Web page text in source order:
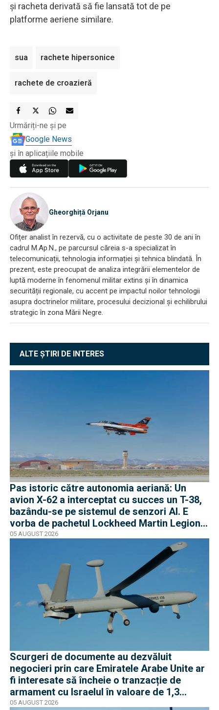
și racheta derivată să fie lansată tot de pe
platforme aeriene similare.
sua rachete hipersonice
rachete de croazieră
Urmăriți-ne și pe
Google News
și în aplicațiile mobile
Gheorghiță Orjanu
Ofițer analist în rezervă, cu o activitate de peste 30 de ani în
cadrul M.Ap.N., pe parcursul căreia s-a specializat în
telecomunicații, tehnologia informației și tehnica blindată. În
prezent, este preocupat de analiza integrării elementelor de
luptă moderne în fenomenul militar extins și în dinamica
securității regionale, cu accent pe impactul noilor tehnologii
asupra doctrinelor militare, procesului decizional și echilibrului
strategic în zona Mării Negre.
ALTE ȘTIRI DE INTERES
Pas istoric către autonomia aeriană: Un
avion X-62 a interceptat cu succes un T-38,
bazându-se pe sistemul de senzori AI. E
vorba de pachetul Lockheed Martin Legion
Pod
05 AUGUST 2026
Scurgeri de documente au dezvăluit
negocieri prin care Emiratele Arabe Unite ar
fi interesate să încheie o tranzacție de
armament cu Israelul în valoare de 1,3
miliarde de dolari
05 AUGUST 2026